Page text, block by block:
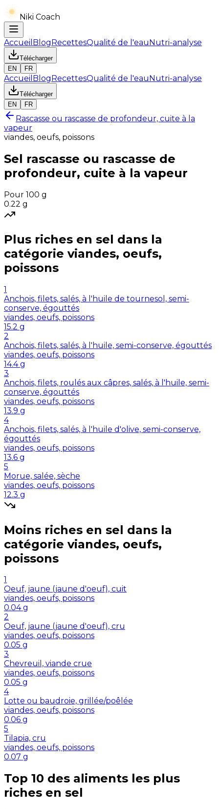
Niki Coach
Accueil BlogRecettesQualité de l'eauNutri-analyse
Télécharger
EN
FR
Accueil BlogRecettesQualité de l'eauNutri-analyse
Télécharger
EN
FR
Rascasse ou rascasse de profondeur, cuite à la
vapeur
viandes, oeufs, poissons
Sel rascasse ou rascasse de
profondeur, cuite à la vapeur
Pour 100 g
0.22 g
Plus riches en sel dans la
catégorie viandes, oeufs,
poissons
1
Anchois, filets, salés, à l'huile de tournesol, semi-
conserve, égouttés
viandes, oeufs, poissons
15.2 g
2
Anchois, filets, salés, à l'huile, semi-conserve, égouttés
viandes, oeufs, poissons
14.4 g
3
Anchois, filets, roulés aux câpres, salés, à l'huile, semi-
conserve, égouttés
viandes, oeufs, poissons
13.9 g
4
Anchois, filets, salés, à l'huile d'olive, semi-conserve,
égouttés
viandes, oeufs, poissons
13.6 g
5
Morue, salée, sèche
viandes, oeufs, poissons
12.3 g
Moins riches en sel dans la
catégorie viandes, oeufs,
poissons
1
Oeuf, jaune (jaune d'oeuf), cuit
viandes, oeufs, poissons
0.04 g
2
Oeuf, jaune (jaune d'oeuf), cru
viandes, oeufs, poissons
0.05 g
3
Chevreuil, viande crue
viandes, oeufs, poissons
0.05 g
4
Lotte ou baudroie, grillée/poêlée
viandes, oeufs, poissons
0.06 g
5
Tilapia, cru
viandes, oeufs, poissons
0.07 g
Top 10 des aliments les plus
riches en sel